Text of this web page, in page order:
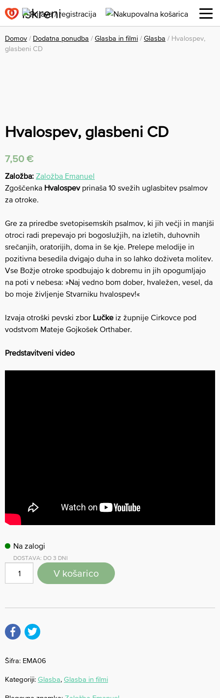
Domov / Dodatna ponudba / Glasba in filmi / Glasba / Hvalospev,
glasbeni CD
Hvalospev, glasbeni CD
7,50 €
Založba: Založba Emanuel
Zgoščenka Hvalospevprinaša 10 svežih uglasbitev psalmov
za otroke.
Gre za priredbe svetopisemskih psalmov, ki jih večji in manjši
otroci radi prepevajo pri bogoslužjih, na izletih, duhovnih
srečanjih, oratorijih, doma in še kje. Prelepe melodije in
pozitivna besedila dvigajo duha in so lahko doživeta molitev.
Vse Božje otroke spodbujajo k dobremu in jih opogumljajo
na poti v nebesa: »Naj vedno bom dober, hvaležen, vesel, da
bo moje življenje Stvarniku hvalospev!«
Izvaja otroški pevski zbor Lučke iz župnije Cirkovce pod
vodstvom Mateje Gojkošek Orthaber.
Predstavitveni video
Na zalogi
DOSTAVA: DO 3 DNI
V košarico
Šifra: EMA06
Kategoriji: Glasba, Glasba in filmi